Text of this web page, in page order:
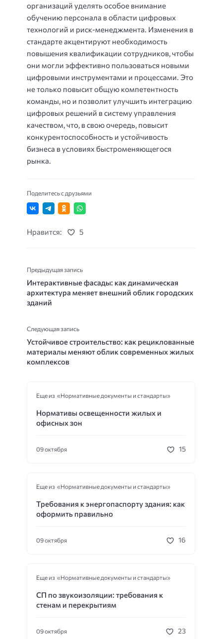
организаций уделять особое внимание
обучению персонала в области цифровых
технологий и риск-менеджмента. Изменения в
стандарте акцентируют необходимость
повышения квалификации сотрудников, чтобы
они могли эффективно пользоваться новыми
цифровыми инструментами и процессами. Это
не только повысит общую компетентность
команды, но и позволит улучшить интеграцию
цифровых решений в систему управления
качеством, что, в свою очередь, повысит
конкурентоспособность и устойчивость
бизнеса в условиях быстроменяющегося
рынка.
Поделитесь с друзьями
Нравится: 5
Предыдущая запись
Интерактивные фасады: как динамическая
архитектура меняет внешний облик городских
зданий
Следующая запись
Устойчивое строительство: как рециклованные
материалы меняют облик современных жилых
комплексов
Еще из «Нормативные документы и стандарты»
Нормативы освещенности жилых и
офисных зон
09 октября 15
Еще из «Нормативные документы и стандарты»
Требования к энергопаспорту здания: как
оформить правильно
09 октября 16
Еще из «Нормативные документы и стандарты»
СП по звукоизоляции: требования к
стенам и перекрытиям
09 октября 23